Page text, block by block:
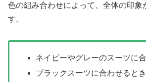
色の組み合わせによって、全体の印象
す。
ネイビーやグレーのスーツに
ブラックスーツに合わせると